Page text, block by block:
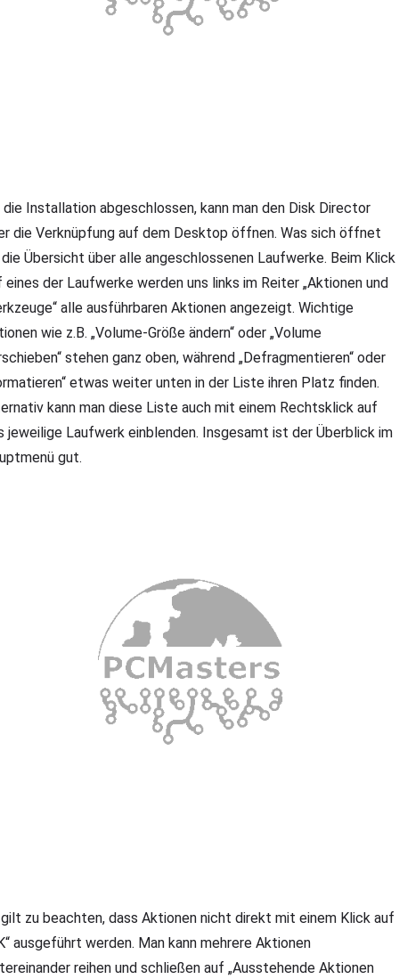
Installation abgeschlossen, kann man den Disk Director
die Verknüpfung auf dem Desktop öffnen. Was sich öffnet
Übersicht über alle angeschlossenen Laufwerke. Beim Klick
eines der Laufwerke werden uns links im Reiter „Aktionen und
alle ausführbaren Aktionen angezeigt. Wichtige
wie z.B. „Volume-Größe ändern“ oder „Volume
stehen ganz oben, während „Defragmentieren“ oder
etwas weiter unten in der Liste ihren Platz finden.
kann man diese Liste auch mit einem Rechtsklick auf
jeweilige Laufwerk einblenden. Insgesamt ist der Überblick im
gut.
zu beachten, dass Aktionen nicht direkt mit einem Klick auf
ausgeführt werden. Man kann mehrere Aktionen
reihen und schließen auf „Ausstehende Aktionen